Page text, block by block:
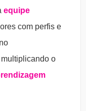
equipe
com perfis e
o